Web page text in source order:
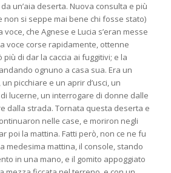
un’aia deserta. Nuova consulta e più
non si seppe mai bene chi fosse stato)
che Agnese e Lucia s’eran messe
voce corse rapidamente, ottenne
di dar la caccia ai fuggitivi; e la
ognuno a casa sua. Era un
picchiare e un aprir d’usci, un
lucerne, un interrogare di donne dalle
dalla strada. Tornata questa deserta e
nelle case, e moriron negli
poi la mattina. Fatti però, non ce ne fu
medesima mattina, il console, stando
in una mano, e il gomito appoggiato